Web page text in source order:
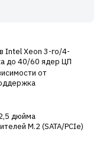
Intel Xeon 3-го/4-
до 40/60 ядер ЦП
от
дюйма
M.2 (SATA/PCIe)